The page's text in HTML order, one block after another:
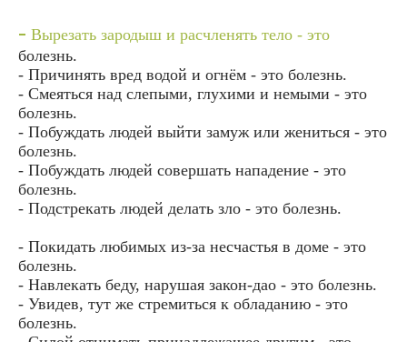
- Вырезать зародыш и расчленять тело - это
болезнь.
- Причинять вред водой и огнём - это болезнь.
- Смеяться над слепыми, глухими и немыми - это
болезнь.
- Побуждать людей выйти замуж или жениться - это
болезнь.
- Побуждать людей совершать нападение - это
болезнь.
- Подстрекать людей делать зло - это болезнь.
- Покидать любимых из-за несчастья в доме - это
болезнь.
- Навлекать беду, нарушая закон-дао - это болезнь.
- Увидев, тут же стремиться к обладанию - это
болезнь.